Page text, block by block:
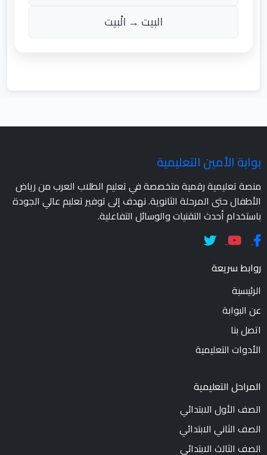
البيت → الْبيت
بوابة الأمين التعليمية
منصة تعليمية رقمية متخصصة في تعليم الطلاب العرب من رياض
الأطفال حتى المرحلة الثانوية. نهدف إلى توفير تعليم عالي الجودة
باستخدام أحدث التقنيات والوسائل التفاعلية.
روابط سريعة
الرئيسية
عن البوابة
اتصل بنا
الأدوات التعليمية
المراحل التعليمية
الصف الأول الابتدائي
الصف الثاني الابتدائي
الصف الثالث الابتدائي